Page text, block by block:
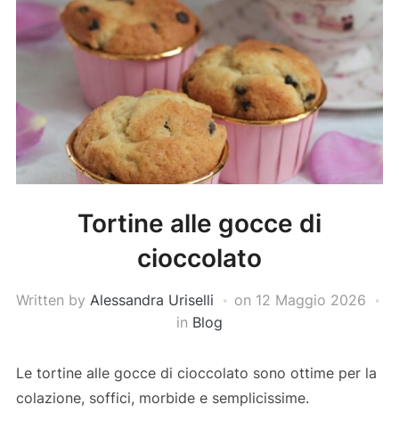
Tortine alle gocce di
cioccolato
Written by Alessandra Uriselli on 12 Maggio 2026
in Blog
Le tortine alle gocce di cioccolato sono ottime per la
colazione, soffici, morbide e semplicissime.